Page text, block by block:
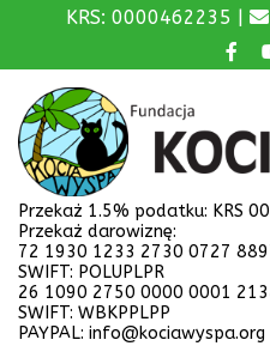
KRS: 0000462235 |
Przekaż 1.5% podatku: KRS
Przekaż darowiznę:
72 1930 1233 2730 0727
SWIFT: POLUPLPR
26 1090 2750 0000 0001
SWIFT: WBKPPLPP
PAYPAL: info@kociawyspa.org